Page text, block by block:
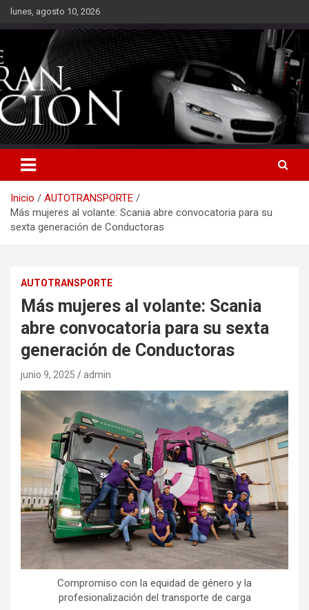
Saltarlunes, agosto 10, 2026
Inicio
AUTOTRANSPORTE
Más mujeres al volante: Scania abre convocatoria para su
sexta generación de Conductoras
AUTOTRANSPORTE
Más mujeres al volante: Scania
abre convocatoria para su sexta
generación de Conductoras
junio 9, 2025 admin
Compromiso con la equidad de género y la
profesionalización del transporte de carga